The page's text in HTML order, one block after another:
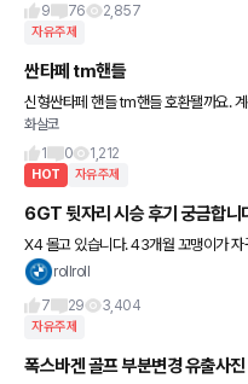
9
76 2,857
자유주제
싼타페 tm핸들
신형싼타페 핸들 tm핸들 호환됄까요.
화살코
1
0 1,212
HOT 자유주제
6GT 뒷자리 시승 후기 궁금합니
X4 몰고 있습니다. 43개월 꼬맹이가
라 높고 시야도 좁고 해서 그런건지.. 6GT가 뒷자석도 넓고 에어서스라 좋아 보여서 기변
rollroll
7
29 3,404
자유주제
폭스바겐 골프 부분변경 유출사진